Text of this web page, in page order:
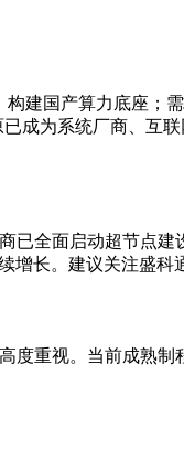
建国产算力底座；
成为系统厂商、互
全面启动超节点
增长。建议关注盛科
重视。当前成熟制